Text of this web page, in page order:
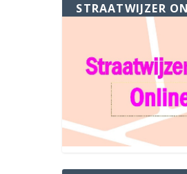
STRAATWIJZER